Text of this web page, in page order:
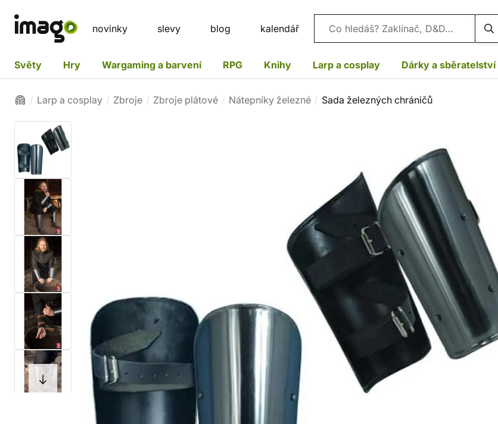
novinky slevy blog kalendář Vyhledávání
Světy Hry Wargaming a barvení RPG Knihy Larp a cosplay Dárky a sběratelství
Larp a cosplay Zbroje Zbroje plátové Nátepníky železné Sada železných chráničů